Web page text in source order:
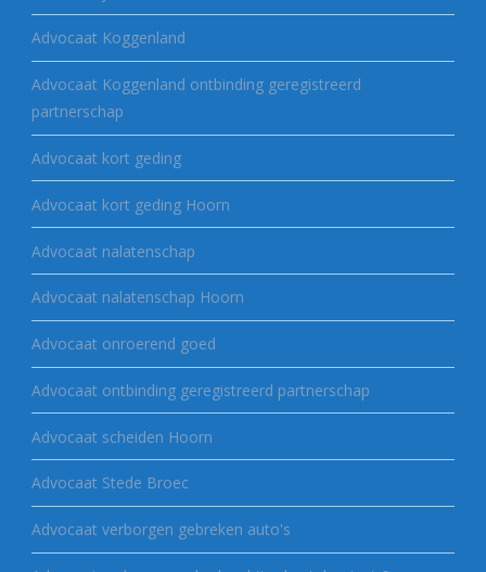
Advocaat Koggenland
Advocaat Koggenland ontbinding geregistreerd
partnerschap
Advocaat kort geding
Advocaat kort geding Hoorn
Advocaat nalatenschap
Advocaat nalatenschap Hoorn
Advocaat onroerend goed
Advocaat ontbinding geregistreerd partnerschap
Advocaat scheiden Hoorn
Advocaat Stede Broec
Advocaat verborgen gebreken auto's